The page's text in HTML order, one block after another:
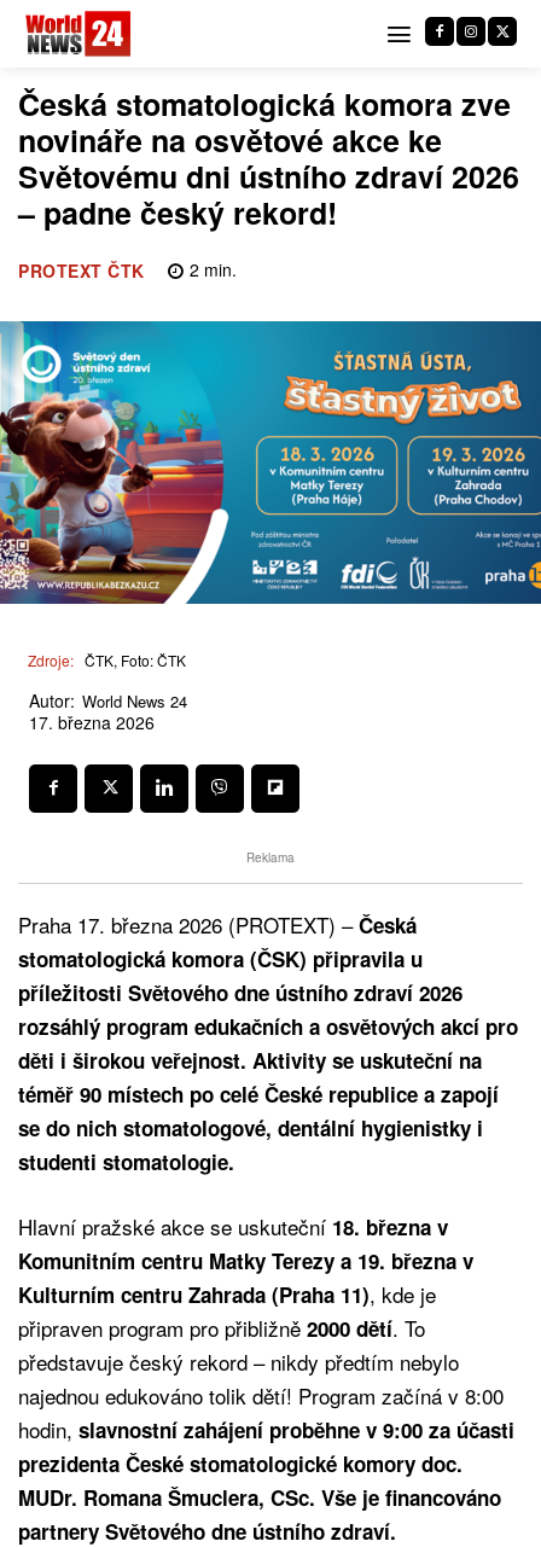
Česká stomatologická komora zve
novináře na osvětové akce ke
Světovému dni ústního zdraví 2026
– padne český rekord!
PROTEXT ČTK 2 min.
Zdroje: ČTK, Foto: ČTK
Autor: World News 24
17. března 2026
Reklama
Praha 17. března 2026 (PROTEXT) –Česká
stomatologická komora (ČSK) připravila u
příležitosti Světového dne ústního zdraví 2026
rozsáhlý program edukačních a osvětových akcí pro
děti i širokou veřejnost. Aktivity se uskuteční na
téměř 90 místech po celé České republice a zapojí
se do nich stomatologové, dentální hygienistky i
studenti stomatologie.
Hlavní pražské akce se uskuteční 18. března v
Komunitním centru Matky Terezy a 19. března v
Kulturním centru Zahrada (Praha 11), kde je
připraven program pro přibližně 2000 dětí. To
představuje český rekord – nikdy předtím nebylo
najednou edukováno tolik dětí! Program začíná v 8:00
hodin, slavnostní zahájení proběhne v 9:00 za účasti
prezidenta České stomatologické komory doc.
MUDr. Romana Šmuclera, CSc. Vše je financováno
partnery Světového dne ústního zdraví.